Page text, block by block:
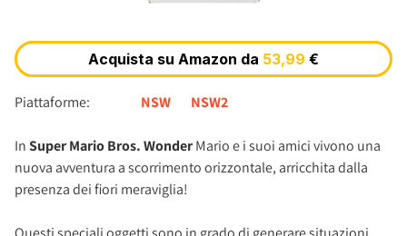
Piattaforme: NSW NSW2
InSuper Mario Bros. WonderMario e i suoi amici vivono una
nuova avventura a scorrimento orizzontale, arricchita dalla
presenza dei fiori meraviglia!